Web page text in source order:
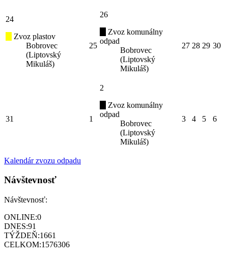
24
Zvoz plastov
Bobrovec
(Liptovský
Mikuláš)
25
26
Zvoz komunálny
odpad
Bobrovec
(Liptovský
Mikuláš)
27 28 29 30
31 1
2
Zvoz komunálny
odpad
Bobrovec
(Liptovský
Mikuláš)
3 4 5 6
Kalendár zvozu odpadu
Návštevnosť
Návštevnosť:
ONLINE:0
DNES:91
TÝŽDEŇ:1661
CELKOM:1576306